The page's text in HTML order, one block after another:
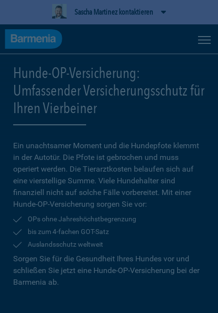
Sascha Martinez kontaktieren
Hunde-OP-Versicherung:
Umfassender Versicherungsschutz für
Ihren Vierbeiner
Ein unachtsamer Moment und die Hundepfote klemmt
in der Autotür. Die Pfote ist gebrochen und muss
operiert werden. Die Tierarztkosten belaufen sich auf
eine vierstellige Summe. Viele Hundehalter sind
finanziell nicht auf solche Fälle vorbereitet. Mit einer
Hunde-OP-Versicherung sorgen Sie vor:
OPs ohne Jahreshöchstbegrenzung
bis zum 4-fachen GOT-Satz
Auslandsschutz weltweit
Sorgen Sie für die Gesundheit Ihres Hundes vor und
schließen Sie jetzt eine Hunde-OP-Versicherung bei der
Barmenia ab.